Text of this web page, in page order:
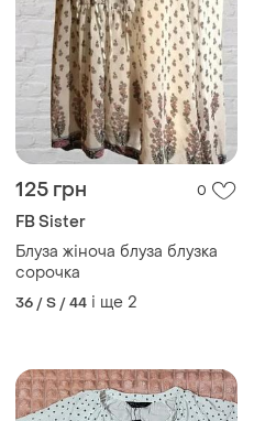
125 грн 0
FB Sister
Блуза жіноча блуза блузка
сорочка
36 / S / 44 і ще 2